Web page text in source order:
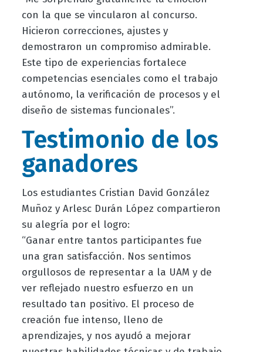
con la que se vincularon al concurso.
Hicieron correcciones, ajustes y
demostraron un compromiso admirable.
Este tipo de experiencias fortalece
competencias esenciales como el trabajo
autónomo, la verificación de procesos y el
diseño de sistemas funcionales”.
Testimonio de los
ganadores
Los estudiantes Cristian David González
Muñoz y Arlesc Durán López compartieron
su alegría por el logro:
“Ganar entre tantos participantes fue
una gran satisfacción. Nos sentimos
orgullosos de representar a la UAM y de
ver reflejado nuestro esfuerzo en un
resultado tan positivo. El proceso de
creación fue intenso, lleno de
aprendizajes, y nos ayudó a mejorar